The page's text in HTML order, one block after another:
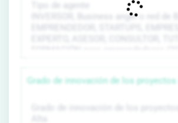
Grado de innovación de los